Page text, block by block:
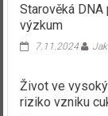
Starověká
výzkum
7.11.2024
Život ve
riziko vzniku